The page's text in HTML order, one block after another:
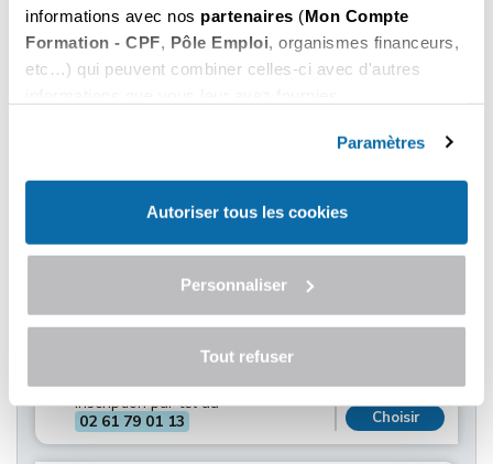
informations avec nos partenaires (Mon Compte
Formation - CPF
Pôle Emploi , organismes financeurs,
etc…) qui peuvent combiner celles-ci avec d'autres
Autoriser tous les cookies", vous
Paramètres
Autoriser tous les cookies
Personnaliser
Tout refuser
du 02 au 04 Novembre 2026
Il reste des places
Inscription par tél au
459.00
du 09 au 11 Novembre 2026
Inscription par tél au
459
du 16 au 18 Novembre 2026
Il reste des places
Inscription par tél au
02 61 79 01 13
459
Choisir